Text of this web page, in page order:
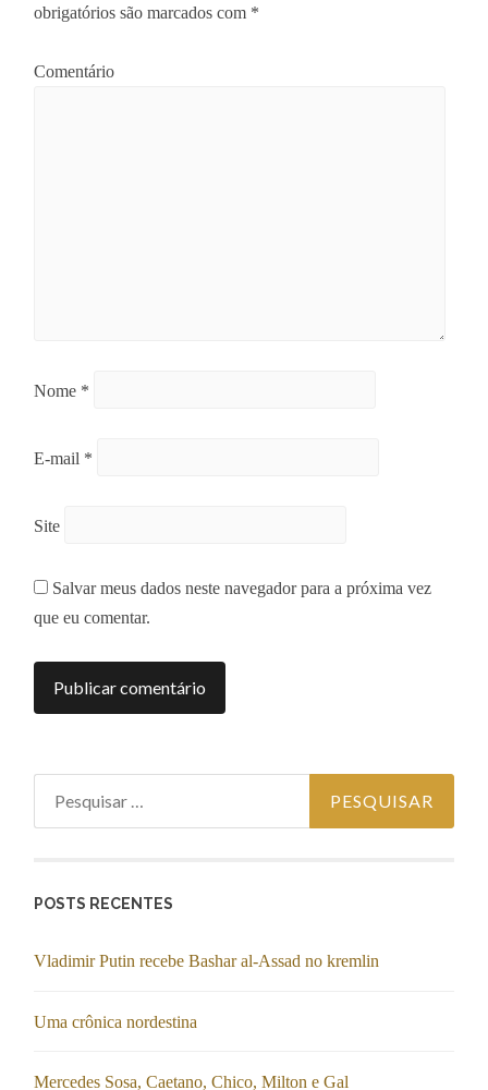
obrigatórios são marcados com *
Comentário
Nome *
E-mail *
Site
Salvar meus dados neste navegador para a próxima vez
que eu comentar.
POSTS RECENTES
Vladimir Putin recebe Bashar al-Assad no kremlin
Uma crônica nordestina
Mercedes Sosa, Caetano, Chico, Milton e Gal